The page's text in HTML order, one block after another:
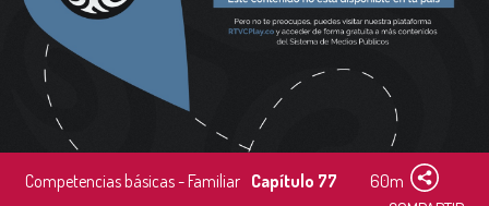
Competencias básicas - Familiar Capítulo 77
60m